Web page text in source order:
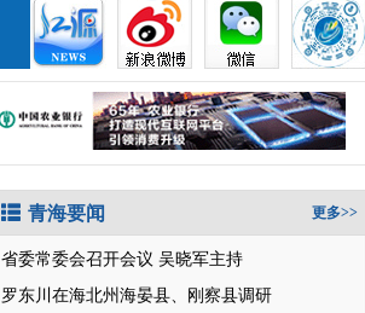
青海要闻 更多>>
省委常委会召开会议 吴晓军主持
罗东川在海北州海晏县、刚察县调研